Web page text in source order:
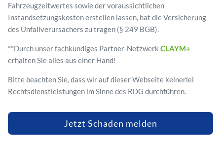
Fahrzeugzeitwertes sowie der voraussichtlichen
Instandsetzungskosten erstellen lassen, hat die Versicherung
des Unfallverursachers zu tragen (§ 249 BGB).
**Durch unser fachkundiges Partner-Netzwerk CLAYM+
erhalten Sie alles aus einer Hand!
Bitte beachten Sie, dass wir auf dieser Webseite keinerlei
Rechtsdienstleistungen im Sinne des RDG durchführen.
Jetzt Schaden melden